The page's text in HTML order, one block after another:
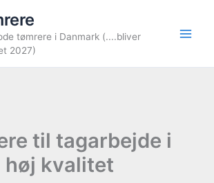
tømrere i Danmark (....bliver
2027)
til tagarbejde i
høj kvalitet